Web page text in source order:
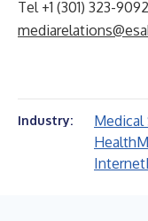
Tel +1 (301) 323-9092
Industry: Medical
Health
Internet